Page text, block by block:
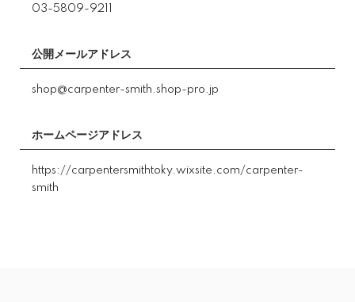
03-5809-9211
公開メールアドレス
shop@carpenter-smith.shop-pro.jp
ホームページアドレス
https://carpentersmithtoky.wixsite.com/carpenter-
smith